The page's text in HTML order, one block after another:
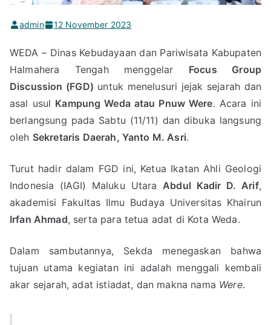
admin 12 November 2023
WEDA – Dinas Kebudayaan dan Pariwisata Kabupaten
Halmahera Tengah menggelar Focus Group
Discussion (FGD) untuk menelusuri jejak sejarah dan
asal usul Kampung Weda atau Pnuw Were. Acara ini
berlangsung pada Sabtu (11/11) dan dibuka langsung
oleh Sekretaris Daerah, Yanto M. Asri.
Turut hadir dalam FGD ini, Ketua Ikatan Ahli Geologi
Indonesia (IAGI) Maluku UtaraAbdul Kadir D. Arif,
akademisi Fakultas Ilmu Budaya Universitas Khairun
Irfan Ahmad, serta para tetua adat di Kota Weda.
Dalam sambutannya, Sekda menegaskan bahwa
tujuan utama kegiatan ini adalah menggali kembali
akar sejarah, adat istiadat, dan makna nama Were.